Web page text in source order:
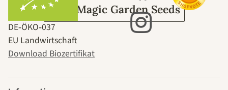
Über Magic Garden Seeds
DE‑ÖKO‑037
EU Landwirtschaft
Download Biozertifikat